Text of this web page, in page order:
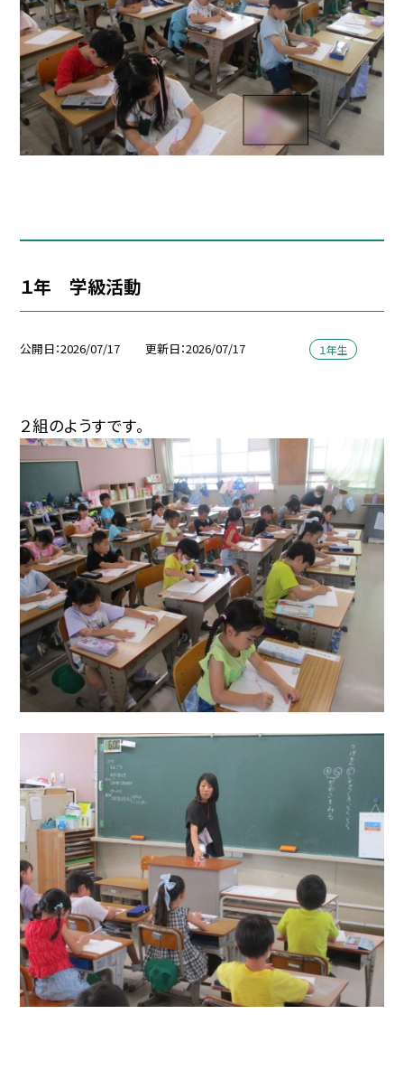
１年 学級活動
公開日 2026/07/17 更新日 2026/07/17 １年生
２組のようすです。